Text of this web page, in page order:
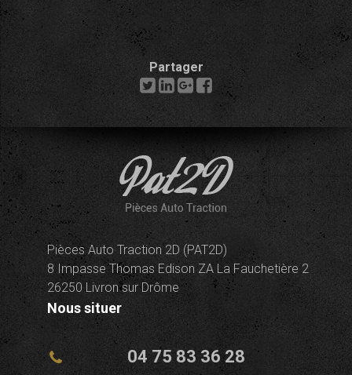
Partager
Pièces Auto Traction 2D (PAT2D)
8 Impasse Thomas Edison ZA La Fauchetière 2
26250 Livron sur Drôme
Nous situer
04 75 83 36 28